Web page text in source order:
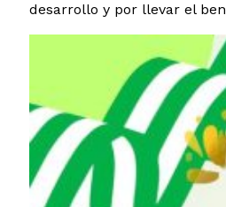
desarrollo y por llevar el